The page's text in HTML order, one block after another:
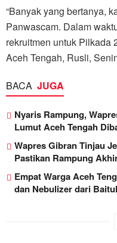
“Banyak yang bertanya,
Panwascam. Dalam
rekruitmen untuk Pilkada
Aceh Tengah, Rusli,
BACA JUGA
Nyaris Rampung,
Lumut Aceh Tengah
Wapres Gibran Tinjau
Pastikan Rampung
Empat Warga Aceh
dan Nebulizer dari